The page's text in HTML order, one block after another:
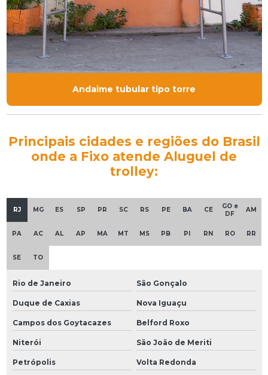
Andaime tubular tipo torre
Principais cidades e regiões do Brasil
onde a Fixo atende Aluguel de
trolley:
RJ MG ES SP PR SC RS PE BA CE
GO e
DF
AM
PA AC AL AP MA MT MS PB PI RN RO RR
SE TO
Rio de Janeiro São Gonçalo
Duque de Caxias Nova Iguaçu
Campos dos Goytacazes Belford Roxo
Niterói São João de Meriti
Petrópolis Volta Redonda